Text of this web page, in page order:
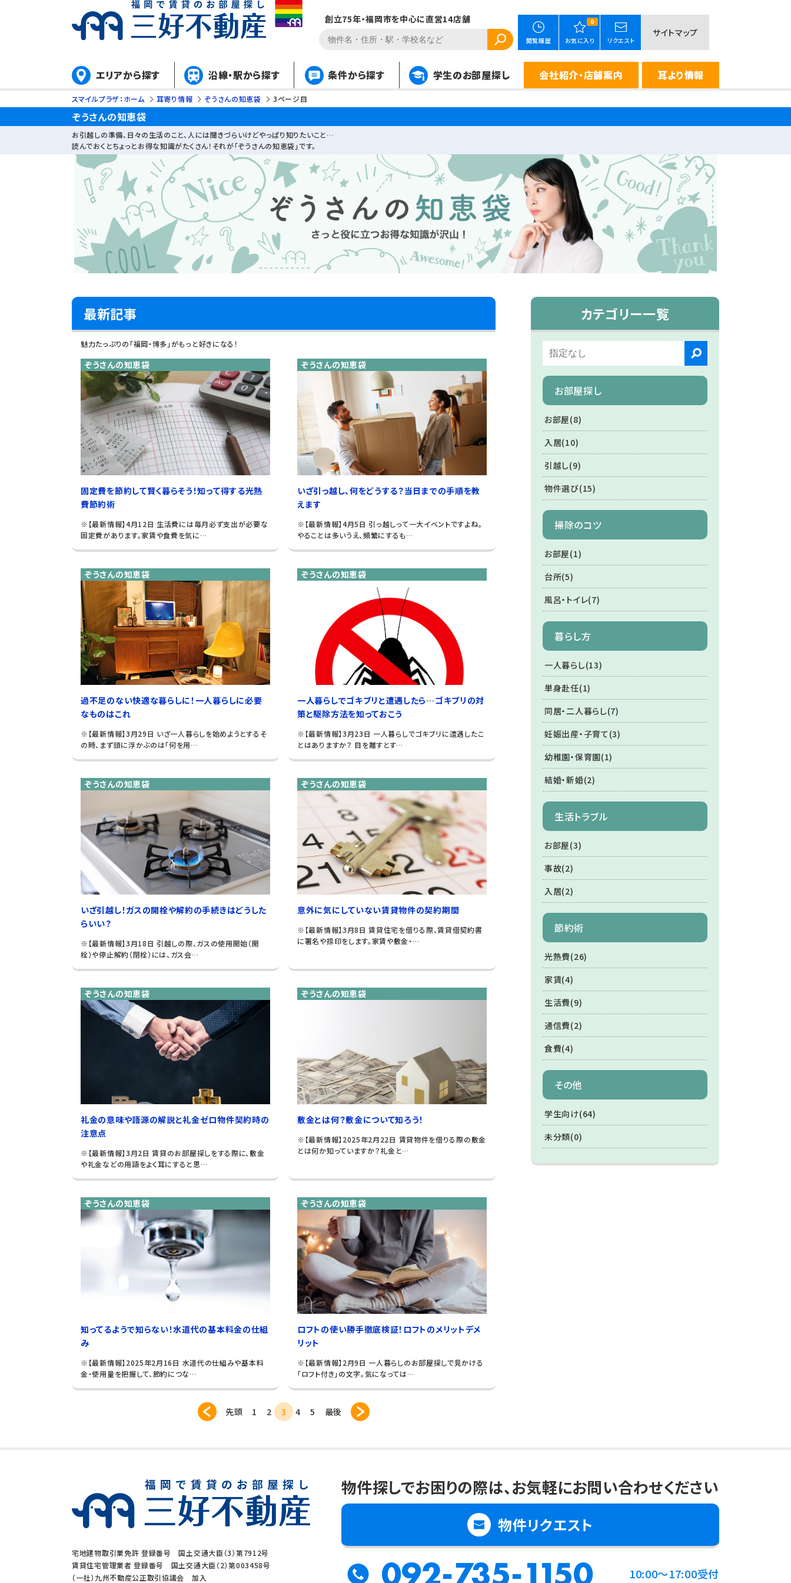
創立75年・福岡市を中心に直営14店舗
閲覧履歴
0
お気に入り リクエスト
サイトマップ
エリアから探す 沿線・駅から探す 条件から探す 学生のお部屋探し 会社紹介・店舗案内 耳より情報
スマイルプラザ：ホーム 耳寄り情報 ぞうさんの知恵袋 3ページ目
ぞうさんの知恵袋
お引越しの準備、日々の生活のこと、人には聞きづらいけどやっぱり知りたいこと…
読んでおくとちょっとお得な知識がたくさん！それが「ぞうさんの知恵袋」です。
最新記事
魅力たっぷりの「福岡・博多」がもっと好きになる！
ぞうさんの知恵袋
固定費を節約して賢く暮らそう！知って得する光熱
費節約術
※【最新情報】4月12日 生活費には毎月必ず支出が必要な
固定費があります。家賃や食費を気に…
ぞうさんの知恵袋
いざ引っ越し、何をどうする？当日までの手順を教
えます
※【最新情報】4月5日 引っ越しって一大イベントですよね。
やることは多いうえ、頻繁にするも…
ぞうさんの知恵袋
過不足のない快適な暮らしに！一人暮らしに必要
なものはこれ
※【最新情報】3月29日 いざ一人暮らしを始めようとするそ
の時、まず頭に浮かぶのは「何を用…
ぞうさんの知恵袋
一人暮らしでゴキブリと遭遇したら…ゴキブリの対
策と駆除方法を知っておこう
※【最新情報】3月23日 一人暮らしでゴキブリに遭遇したこ
とはありますか？ 目を離すとす…
ぞうさんの知恵袋
いざ引越し！ガスの開栓や解約の手続きはどうした
らいい？
※【最新情報】3月18日 引越しの際、ガスの使用開始（開
栓）や停止解約（閉栓）には、ガス会…
ぞうさんの知恵袋
意外に気にしていない賃貸物件の契約期間
※【最新情報】3月8日 賃貸住宅を借りる際、賃貸借契約書
に署名や捺印をします。家賃や敷金・…
ぞうさんの知恵袋
礼金の意味や語源の解説と礼金ゼロ物件契約時の
注意点
※【最新情報】3月2日 賃貸のお部屋探しをする際に、敷金
や礼金などの用語をよく耳にすると思…
ぞうさんの知恵袋
敷金とは何？敷金について知ろう！
※【最新情報】2025年2月22日 賃貸物件を借りる際の敷金
とは何か知っていますか？礼金と…
ぞうさんの知恵袋
知ってるようで知らない！水道代の基本料金の仕組
み
※【最新情報】2025年2月16日 水道代の仕組みや基本料
金・使用量を把握して、節約につな…
ぞうさんの知恵袋
ロフトの使い勝手徹底検証！ロフトのメリットデメ
リット
※【最新情報】2月9日 一人暮らしのお部屋探しで見かける
「ロフト付き」の文字。気になっては…
先頭 1 2 3 4 5 最後
カテゴリー一覧
お部屋探し
お部屋(8)
入居(10)
引越し(9)
物件選び(15)
掃除のコツ
お部屋(1)
台所(5)
風呂・トイレ(7)
暮らし方
一人暮らし(13)
単身赴任(1)
同居・二人暮らし(7)
妊娠出産・子育て(3)
幼稚園・保育園(1)
結婚・新婚(2)
生活トラブル
お部屋(3)
事故(2)
入居(2)
節約術
光熱費(26)
家賃(4)
生活費(9)
通信費(2)
食費(4)
その他
学生向け(64)
未分類(0)
宅地建物取引業免許 登録番号 国土交通大臣（3）第7912号
賃貸住宅管理業者 登録番号 国土交通大臣（2）第003458号
（一社）九州不動産公正取引協議会 加入
物件探しでお困りの際は、お気軽にお問い合わせください
物件リクエスト
092-735-1150 10:00～17:00受付